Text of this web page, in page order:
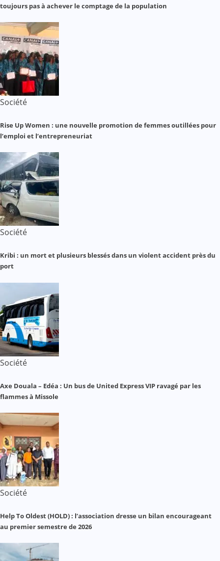
toujours pas à achever le comptage de la population
Société
Rise Up Women : une nouvelle promotion de femmes outillées pour
l’emploi et l’entrepreneuriat
Société
Kribi : un mort et plusieurs blessés dans un violent accident près du
port
Société
Axe Douala – Edéa : Un bus de United Express VIP ravagé par les
flammes à Missole
Société
Help To Oldest (HOLD) : l’association dresse un bilan encourageant
au premier semestre de 2026